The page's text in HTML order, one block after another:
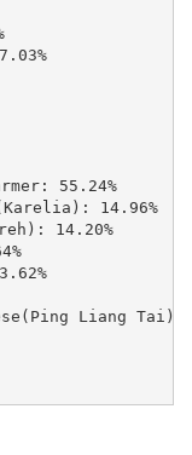
55.24%
14.96%
14.20%
Liang Tai):